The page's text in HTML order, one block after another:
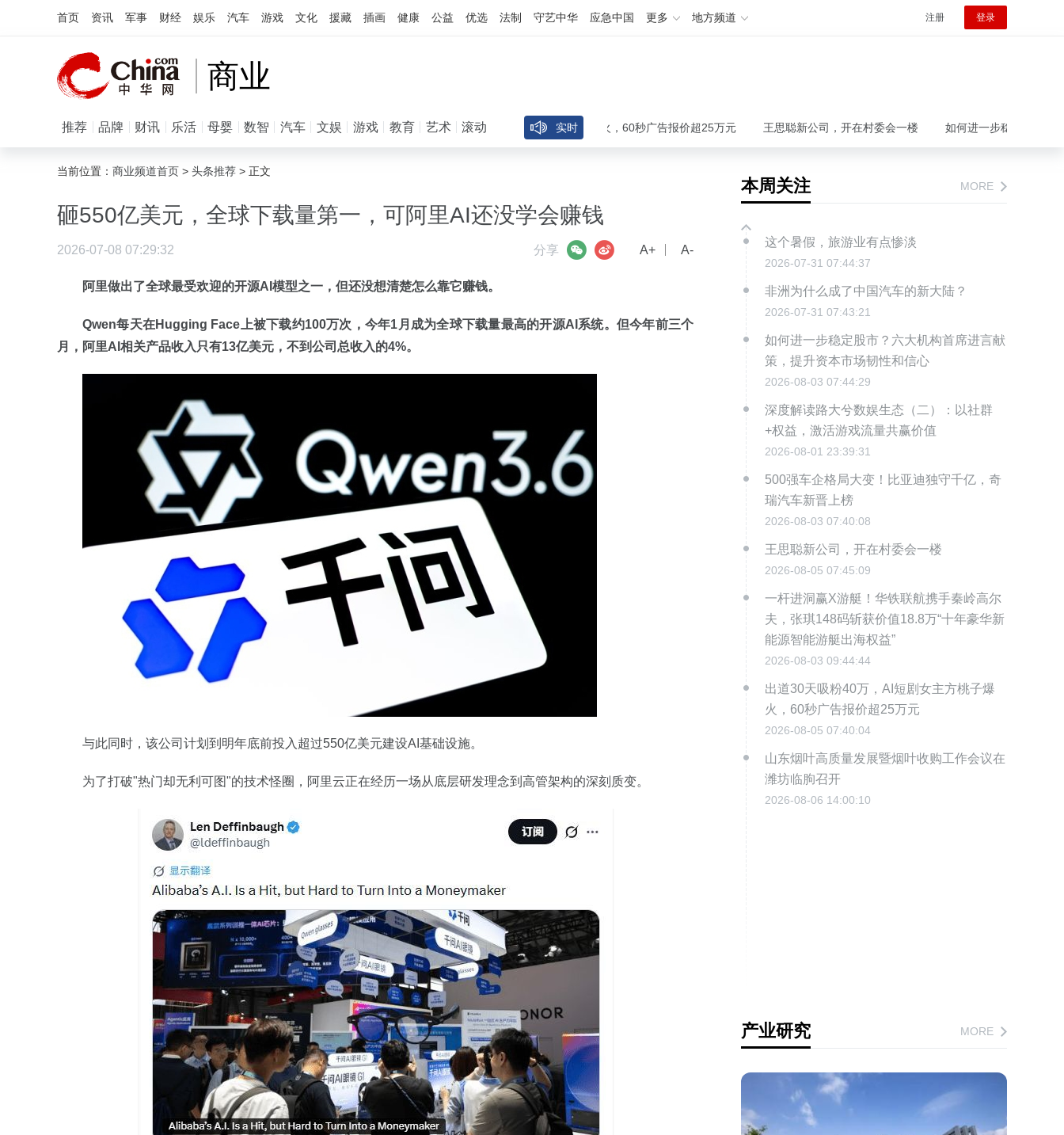
首页 资讯 军事 财经 娱乐 汽车 游戏 文化 援藏 插画 健康 公益 优选 法制 守艺中华 应急中国 更多 地方频道 注册 登录
商业
推荐 品牌 财讯 乐活 母婴 数智 汽车 文娱 游戏 教育 艺术 滚动 实时
出道30天吸粉40万，AI短剧女主方桃子爆火，60秒广告报价超25万元 王思聪新公司，开在村委会一楼 如何进一步稳定股市？六大机
当前位置： 商业频道首页 > 头条推荐 > 正文
砸550亿美元，全球下载量第一，可阿里AI还没学会赚钱
2026-07-08 07:29:32 A+ A-
分享
微博
阿里做出了全球最受欢迎的开源AI模型之一，但还没想清楚怎么靠它赚钱。
Qwen每天在Hugging Face上被下载约100万次，今年1月成为全球下载量最高的开源AI系统。但今年前三个
月，阿里AI相关产品收入只有13亿美元，不到公司总收入的4%。
与此同时，该公司计划到明年底前投入超过550亿美元建设AI基础设施。
为了打破"热门却无利可图"的技术怪圈，阿里云正在经历一场从底层研发理念到高管架构的深刻质变。
本周关注 MORE
这个暑假，旅游业有点惨淡
2026-07-31 07:44:37
非洲为什么成了中国汽车的新大陆？
2026-07-31 07:43:21
如何进一步稳定股市？六大机构首席进言献
策，提升资本市场韧性和信心
2026-08-03 07:44:29
深度解读路大兮数娱生态（二）：以社群
+权益，激活游戏流量共赢价值
2026-08-01 23:39:31
500强车企格局大变！比亚迪独守千亿，奇
瑞汽车新晋上榜
2026-08-03 07:40:08
王思聪新公司，开在村委会一楼
2026-08-05 07:45:09
一杆进洞赢X游艇！华铁联航携手秦岭高尔
夫，张琪148码斩获价值18.8万“十年豪华新
能源智能游艇出海权益”
2026-08-03 09:44:44
出道30天吸粉40万，AI短剧女主方桃子爆
火，60秒广告报价超25万元
2026-08-05 07:40:04
山东烟叶高质量发展暨烟叶收购工作会议在
潍坊临朐召开
2026-08-06 14:00:10
产业研究 MORE